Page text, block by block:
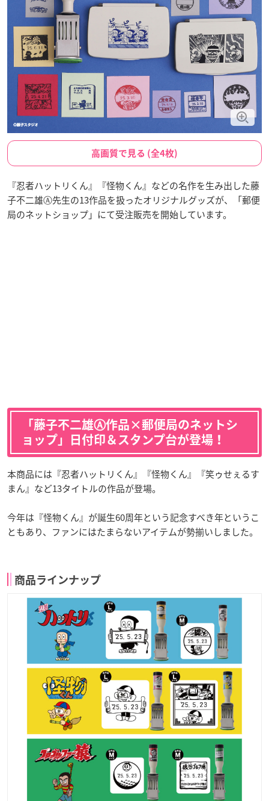
高画質で見る (全4枚)
『忍者ハットリくん』『怪物くん』などの名作を生み出した藤
子不二雄Ⓐ先生の13作品を扱ったオリジナルグッズが、「郵便
局のネットショップ」にて受注販売を開始しています。
「藤子不二雄Ⓐ作品×郵便局のネットシ
ョップ」日付印＆スタンプ台が登場！
本商品には『忍者ハットリくん』『怪物くん』『笑ゥせぇるす
まん』など13タイトルの作品が登場。
今年は『怪物くん』が誕生60周年という記念すべき年というこ
ともあり、ファンにはたまらないアイテムが勢揃いしました。
商品ラインナップ